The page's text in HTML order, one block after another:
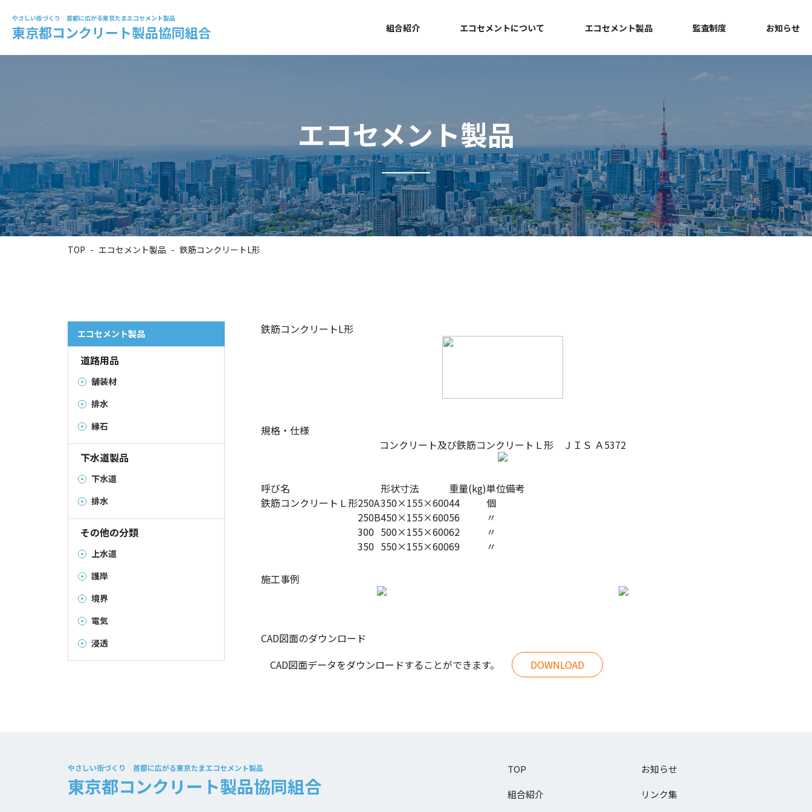
やさしい街づくり 首都に広がる東京たまエコセメント製品
東京都コンクリート製品協同組合 組合紹介 エコセメントについて エコセメント製品 監査制度 お知らせ
エコセメント製品
TOP エコセメント製品 鉄筋コンクリートL形
鉄筋コンクリートL形
規格・仕様
コンクリート及び鉄筋コンクリートＬ形 ＪＩＳ Ａ5372
呼び名 形状寸法 重量(kg)単位備考
鉄筋コンクリートＬ形250A350×155×60044
個
250B450×155×60056
〃
300 500×155×60062
〃
350 550×155×60069 〃
施工事例
CAD図面のダウンロード
CAD図面データをダウンロードすることができます。
DOWNLOAD
エコセメント製品
道路用品
舗装材
排水
縁石
下水道製品
下水道
排水
その他の分類
上水道
護岸
境界
電気
浸透
やさしい街づくり 首都に広がる東京たまエコセメント製品
東京都コンクリート製品協同組合
TOP
お知らせ
組合紹介
リンク集